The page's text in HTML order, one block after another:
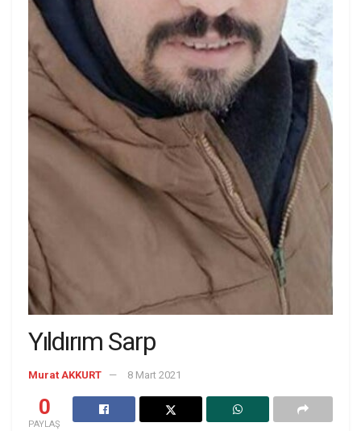
Yıldırım Sarp
Murat AKKURT 8 Mart 2021
0
PAYLAŞ